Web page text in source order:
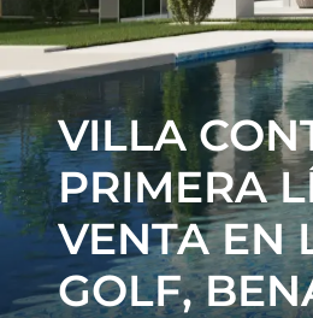
VILLA
PRIMERA
VENTA EN
GOLF,